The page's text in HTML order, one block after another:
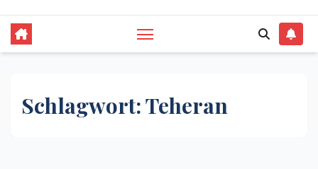
Schlagwort:Teheran